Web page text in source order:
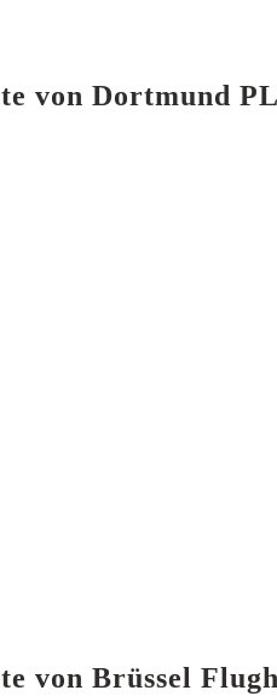
von Dortmund
von Brüssel